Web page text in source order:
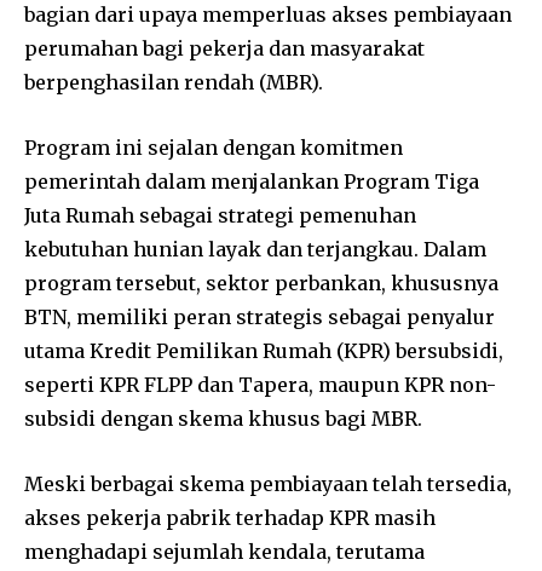
bagian dari upaya memperluas akses pembiayaan
perumahan bagi pekerja dan masyarakat
berpenghasilan rendah (MBR).
Program ini sejalan dengan komitmen
pemerintah dalam menjalankan Program Tiga
Juta Rumah sebagai strategi pemenuhan
kebutuhan hunian layak dan terjangkau. Dalam
program tersebut, sektor perbankan, khususnya
BTN, memiliki peran strategis sebagai penyalur
utama Kredit Pemilikan Rumah (KPR) bersubsidi,
seperti KPR FLPP dan Tapera, maupun KPR non-
subsidi dengan skema khusus bagi MBR.
Meski berbagai skema pembiayaan telah tersedia,
akses pekerja pabrik terhadap KPR masih
menghadapi sejumlah kendala, terutama